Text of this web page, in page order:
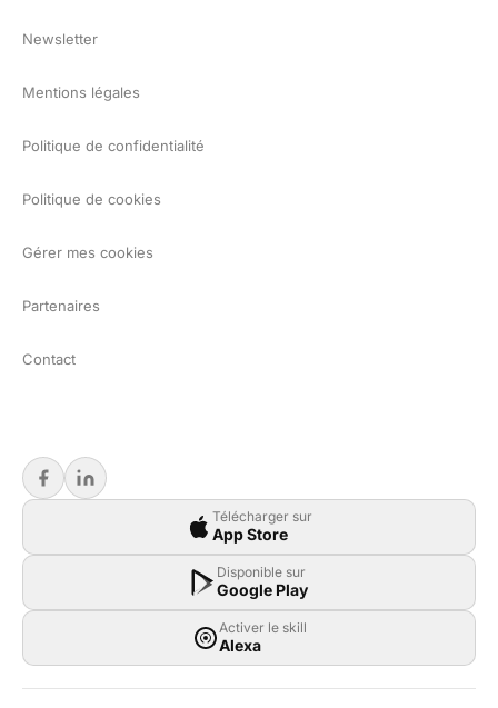
Newsletter
Mentions légales
Politique de confidentialité
Politique de cookies
Gérer mes cookies
Partenaires
Contact
Télécharger sur
App Store
Disponible sur
Google Play
Activer le skill
Alexa